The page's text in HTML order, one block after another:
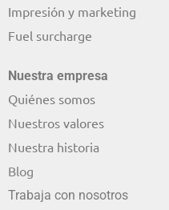
Impresión y marketing
Fuel surcharge
Nuestra empresa
Quiénes somos
Nuestros valores
Nuestra historia
Blog
Trabaja con nosotros